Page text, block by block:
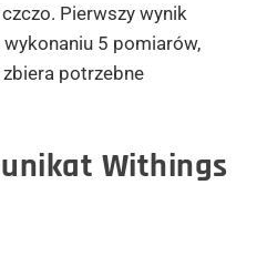
Pierwszy wynik
5 pomiarów,
potrzebne
Withings